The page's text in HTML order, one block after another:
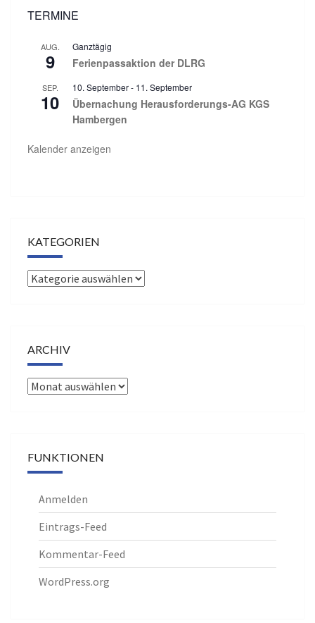
TERMINE
AUG.
9
Ganztägig
Ferienpassaktion der DLRG
SEP.
10
10. September- 11. September
Übernachung Herausforderungs-AG KGS
Hambergen
Kalender anzeigen
KATEGORIEN
Kategorien
ARCHIV
Archiv
FUNKTIONEN
Anmelden
Eintrags-Feed
Kommentar-Feed
WordPress.org